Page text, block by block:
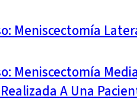
Meniscectomía
Meniscectomía
A Una